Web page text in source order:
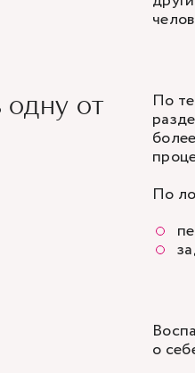
от
По
По
о